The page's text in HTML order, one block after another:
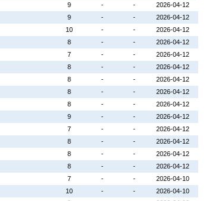
9 - -
2026-04-12
9 - -
2026-04-12
10 - -
2026-04-12
8 - -
2026-04-12
7 - -
2026-04-12
8 - -
2026-04-12
8 - -
2026-04-12
8 - -
2026-04-12
8 - -
2026-04-12
9 - -
2026-04-12
7 - -
2026-04-12
8 - -
2026-04-12
8 - -
2026-04-12
8 - -
2026-04-12
7 - -
2026-04-10
10 - -
2026-04-10